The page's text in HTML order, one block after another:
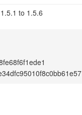
to 1.5.6